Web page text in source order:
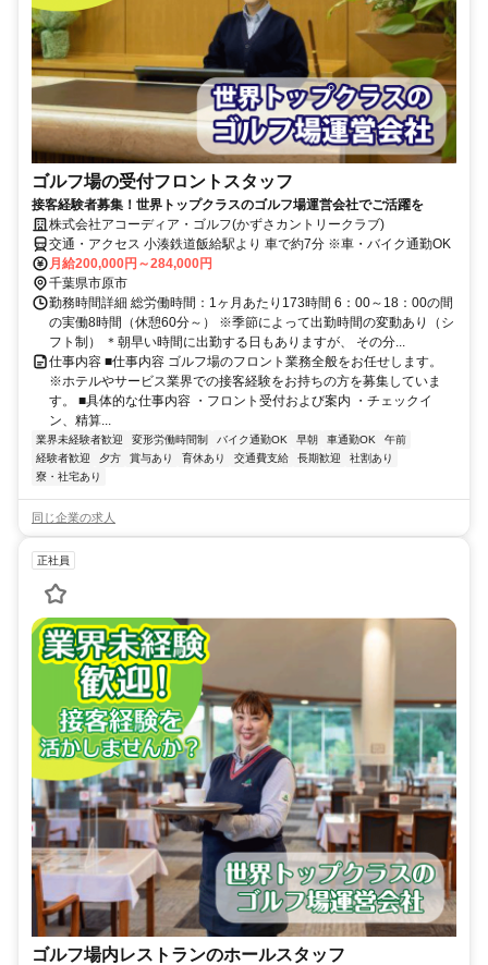
ゴルフ場の受付フロントスタッフ
接客経験者募集！世界トップクラスのゴルフ場運営会社でご活躍を
株式会社アコーディア・ゴルフ(かずさカントリークラブ)
交通・アクセス 小湊鉄道飯給駅より 車で約7分 ※車・バイク通勤OK
月給200,000円～284,000円
千葉県市原市
勤務時間詳細 総労働時間：1ヶ月あたり173時間 6：00～18：00の間
の実働8時間（休憩60分～） ※季節によって出勤時間の変動あり（シ
フト制） ＊朝早い時間に出勤する日もありますが、 その分...
仕事内容 ■仕事内容 ゴルフ場のフロント業務全般をお任せします。
※ホテルやサービス業界での接客経験をお持ちの方を募集していま
す。 ■具体的な仕事内容 ・フロント受付および案内 ・チェックイ
ン、精算...
業界未経験者歓迎 変形労働時間制 バイク通勤OK 早朝 車通勤OK
午前
経験者歓迎
夕方 賞与あり 育休あり 交通費支給 長期歓迎
社割あり
寮・社宅あり
同じ企業の求人
正社員
ゴルフ場内レストランのホールスタッフ